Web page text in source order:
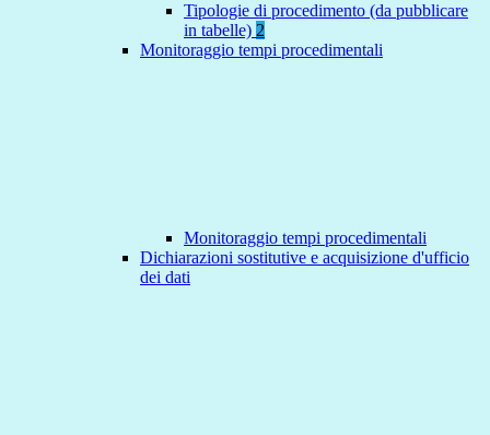
Tipologie di procedimento (da pubblicare
in tabelle) 2
Monitoraggio tempi procedimentali
Monitoraggio tempi procedimentali
Dichiarazioni sostitutive e acquisizione d'ufficio
dei dati